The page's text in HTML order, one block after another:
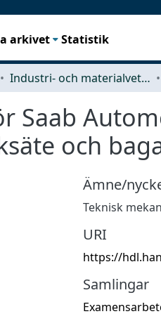
arkivet Statistik
Industri- och materialvetenskap (IMS)
Saab
och
Ämne/
Teknisk
URI
https://
Samlingar